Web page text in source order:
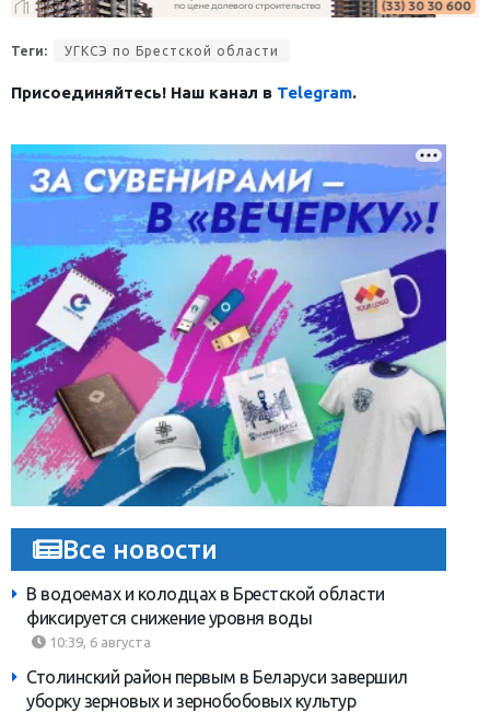
Теги: УГКСЭ по Брестской области
Присоединяйтесь! Наш канал в Telegram.
Все новости
В водоемах и колодцах в Брестской области
фиксируется снижение уровня воды
10:39, 6 августа
Столинский район первым в Беларуси завершил
уборку зерновых и зернобобовых культур